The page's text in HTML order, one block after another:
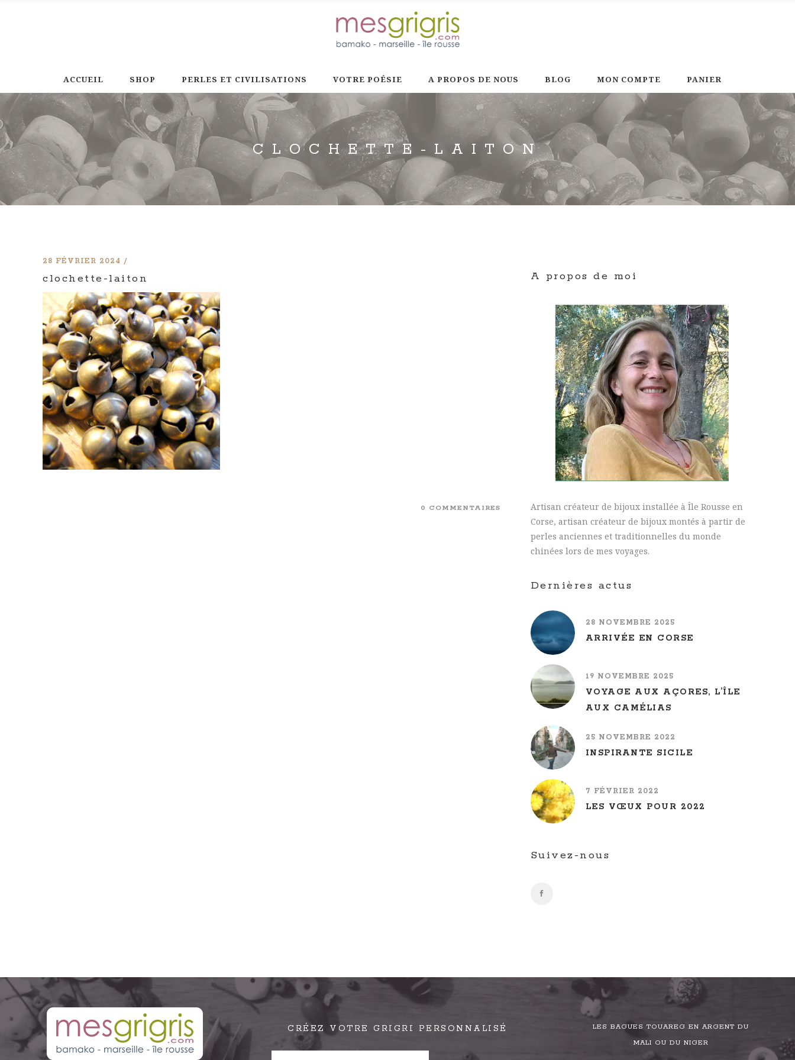
ACCUEIL SHOP PERLES ET CIVILISATIONS VOTRE POÉSIE A PROPOS DE NOUS BLOG MON COMPTE PANIER
CLOCHETTE-LAITON
28 FÉVRIER 2024
clochette-laiton
0 COMMENTAIRES
A propos de moi
Artisan créateur de bijoux installée à Île Rousse en
Corse, artisan créateur de bijoux montés à partir de
perles anciennes et traditionnelles du monde
chinées lors de mes voyages.
Dernières actus
28 NOVEMBRE 2025
ARRIVÉE EN CORSE
19 NOVEMBRE 2025
VOYAGE AUX AÇORES, L’ÎLE
AUX CAMÉLIAS
25 NOVEMBRE 2022
INSPIRANTE SICILE
7 FÉVRIER 2022
LES VŒUX POUR 2022
Suivez-nous
CRÉEZ VOTRE GRIGRI PERSONNALISÉ
LES BAGUES TOUAREG EN ARGENT DU
MALI OU DU NIGER